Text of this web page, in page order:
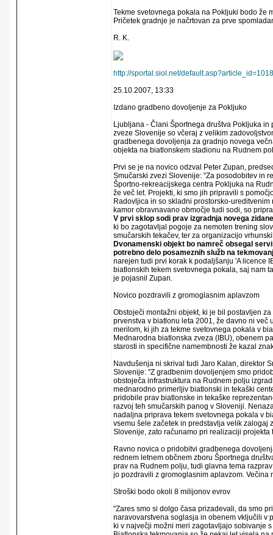
Tekme svetovnega pokala na Pokljuki bodo že
Pričetek gradnje je načrtovan za prve
R. K.
http://sportal.siol.net/
25.10.2007, 13:33
Izdano gradbeno dovoljenje za Pokljuko
Ljubljana - Člani Športnega društva Pokljuka in
zveze Slovenije so včeraj z velikim
gradbenega dovoljenja za gradnjo novega
objekta na biatlonskem stadionu na Rudnem
Prvi se je na novico odzval Peter Zupan,
Smučarski zvezi Slovenije: "Za posodobitev in
Športno-rekreacijskega centra Pokljuka na
že več let. Projekti, ki smo jih pripravili s
Radovljica in so skladni prostorsko-ureditvenim
kamor obravnavano območje tudi sodi, so
V prvi sklop sodi prav izgradnja novega
ki bo zagotavljal pogoje za nemoten trening
smučarskih tekačev, ter za organizacijo
Dvonamenski objekt bo namreč obsegal
potrebno delo posameznih služb na
narejen tudi prvi korak k podaljšanju 'A licence
biatlonskih tekem svetovnega pokala, saj nam
je pojasnil Zupan.
Novico pozdravili z gromoglasnim aplavzom
Obstoječi montažni objekt, ki je bil postavljen
prvenstva v biatlonu leta 2001, že davno ni več
merilom, ki jih za tekme svetovnega pokala v
Mednarodna biatlonska zveza (IBU), obenem
starosti in specifične namembnosti že kazal
Navdušenja ni skrival tudi Jaro Kalan, direktor
Slovenije: "Z gradbenim dovoljenjem smo
obstoječa infrastruktura na Rudnem polju
mednarodno primerljiv biatlonski in tekaški
pridobile prav biatlonske in tekaške
razvoj teh smučarskih panog v Sloveniji.
nadaljna priprava tekem svetovnega pokala v
vsemu šele začetek in predstavlja velik zalogaj
Slovenije, zato računamo pri realizaciji projekta
Ravno novica o pridobitvi gradbenega
rednem letnem občnem zboru Športnega
prav na Rudnem polju, tudi glavna tema
jo pozdravili z gromoglasnim aplavzom.
Stroški bodo okoli 8 milijonov evrov
"Zares smo si dolgo časa prizadevali, da smo
naravovarstvena soglasja in obenem vključili v
ki v največji možni meri zagotavljajo sobivanje